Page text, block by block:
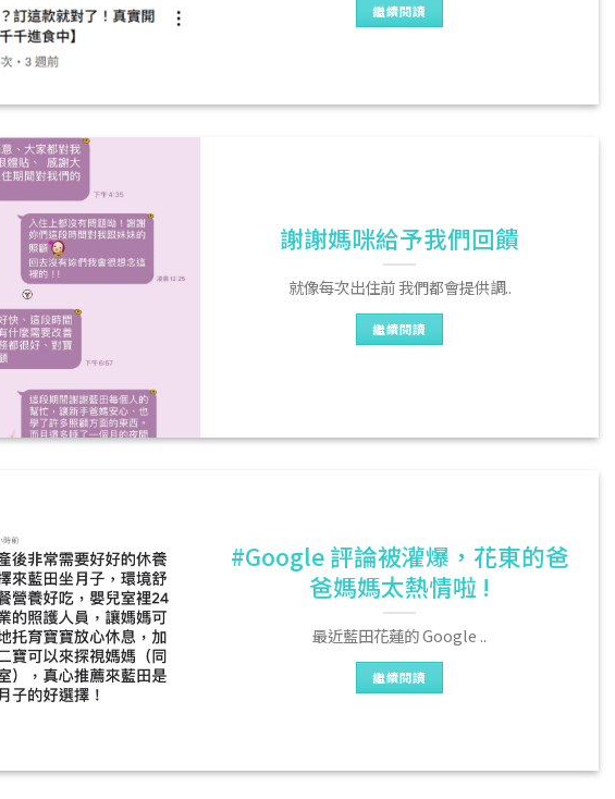
繼續閱讀
謝謝媽咪給予我們回饋
就像每次出住前 我們都會提供調..
繼續閱讀
#Google 評論被灌爆，花東的爸
爸媽媽太熱情啦 !
最近藍田花蓮的 Google ..
繼續閱讀